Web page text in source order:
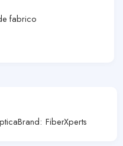
fabrico
Brand: FiberXperts